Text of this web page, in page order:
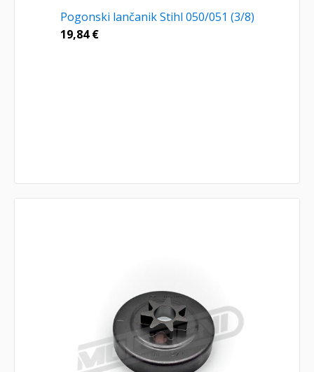
Pogonski lančanik Stihl 050/051 (3/8)
19,84€